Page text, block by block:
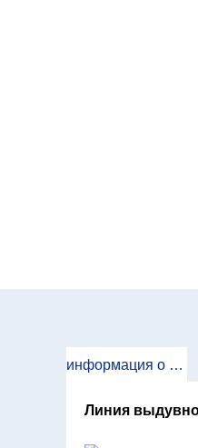
информация о продукте
Линия